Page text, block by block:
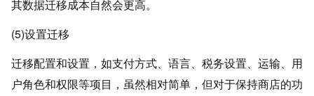
其数据迁移成本自然会更高。
(5)设置迁移
迁移配置和设置，如支付方式、语言、税务设置、运输、用
户角色和权限等项目，虽然相对简单，但对于保持商店的功